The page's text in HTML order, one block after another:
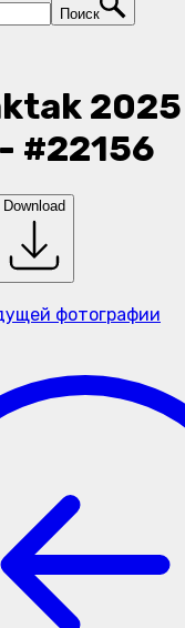
Поиск
2025
#22156
Download
фотографии